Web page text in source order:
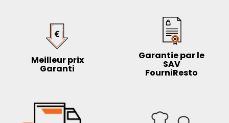
Meilleur prix
Garanti
Garantie par le
SAV
FourniResto